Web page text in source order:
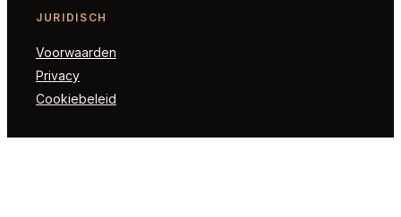
JURIDISCH
Voorwaarden
Privacy
Cookiebeleid